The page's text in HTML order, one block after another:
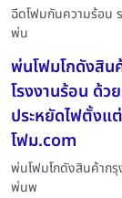
ฉีดโฟมกันความร้อน
พ่น
พ่นโฟมโกดังสิน
โรงงานร้อน ด้
ประหยัดไฟตั้งแ
โฟม.com
พ่นโฟมโกดังสินค้าก
พ่นพ